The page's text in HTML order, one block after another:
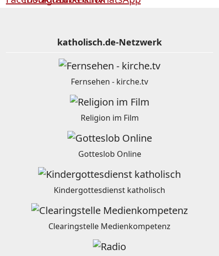
katholisch.de-Netzwerk
Fernsehen - kirche.tv
Religion im Film
Gotteslob Online
Kindergottesdienst katholisch
Clearingstelle Medienkompetenz